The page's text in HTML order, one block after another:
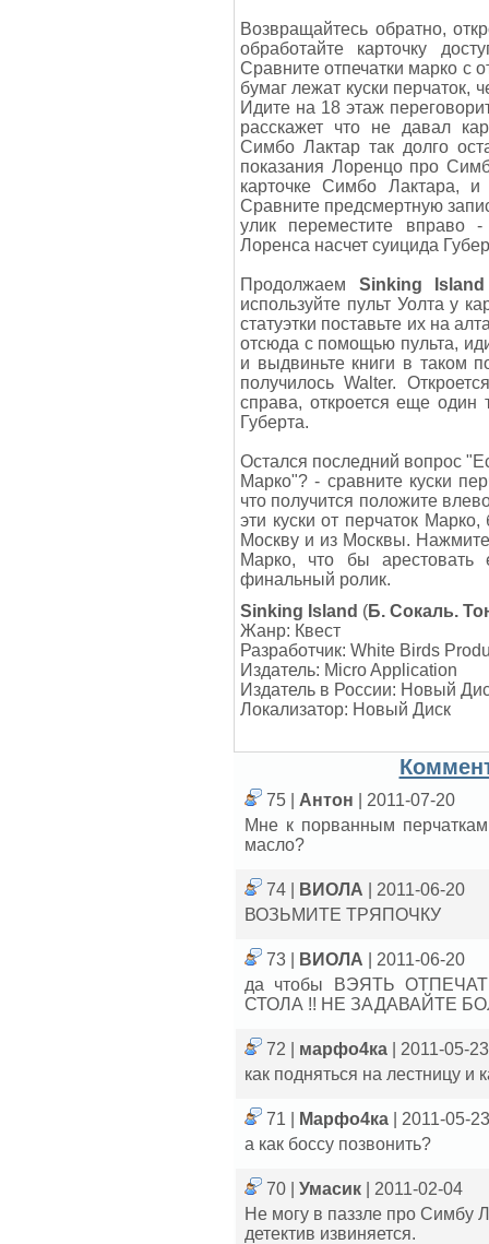
Возвращайтесь обратно,
обработайте карточку
Сравните отпечатки марко с
бумаг лежат куски
Идите на 18 этаж
расскажет что не давал
Симбо Лактар так долго
показания Лоренцо про
карточке Симбо Лактара,
Сравните предсмертную
улик переместите вправо
Лоренса насчет суицида
Продолжаем Sinking
используйте пульт Уолта у
статуэтки поставьте их на
отсюда с помощью пульта,
и выдвиньте книги в таком
получилось Walter.
справа, откроется еще один
Губерта.
Остался последний вопрос
Марко"? - сравните куски
что получится положите
эти куски от перчаток
Москву и из Москвы.
Марко, что бы
финальный ролик.
Sinking Island (Б. Сокаль.
Жанр: Квест
Разработчик: White Birds
Издатель: Micro Application
Издатель в России: Новый
Локализатор: Новый Диск
75 | Антон
| 2011-07-20
Мне к порванным
масло?
74 | ВИОЛА
| 2011-06-20
ВОЗЬМИТЕ ТРЯПОЧКУ
73 | ВИОЛА
| 2011-06-20
да чтобы ВЭЯТЬ
СТОЛА !! НЕ ЗАДАВАЙТЕ
72 | марфо4ка
| 2011-05-23
как подняться на лестницу и
71 | Марфо4ка
| 2011-05-23
а как боссу позвонить?
70 | Умасик
| 2011-02-04
Не могу в паззле про Симбу
детектив извиняется.